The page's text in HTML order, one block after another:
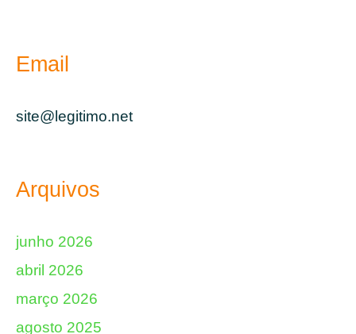
Email
site@legitimo.net
Arquivos
junho 2026
abril 2026
março 2026
agosto 2025